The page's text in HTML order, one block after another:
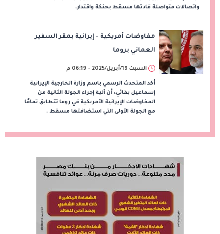
واتصالات متواصلة قادتها مسقط بحنكة واقتدار.
مفاوضات أمريكية - إيرانية بمقر السفير
العماني بروما
السبت 19/أبريل/2025 - 06:19 م
أكد المتحدث الرسمي باسم وزارة الخارجية الإيرانية
إسماعيل بقائي، أن آلية إجراء الجولة الثانية من
المفاوضات الإيرانية الأمريكية في روما تتطابق تمامًا
مع الجولة الأولى التي استضافتها مسقط .